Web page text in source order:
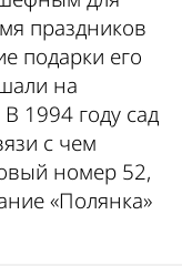
праздников
подарки его
на
1994 году сад
с чем
номер 52,
«Полянка»